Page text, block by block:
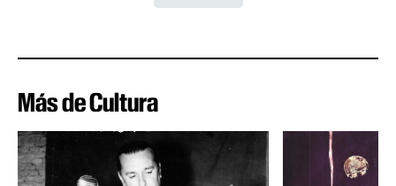
Más de Cultura